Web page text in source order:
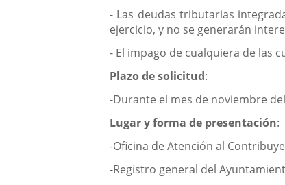
- Las deudas tributarias
ejercicio, y no se generarán
- El impago de cualquiera de las
Plazo de solicitud:
-Durante el mes de noviembre
Lugar y forma de presentación:
-Oficina de Atención al
-Registro general del